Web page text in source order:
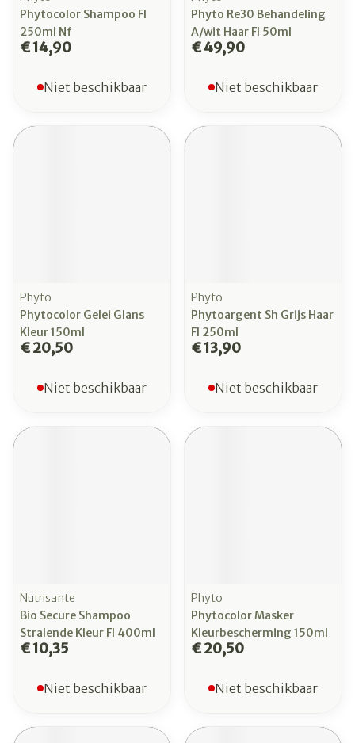
Phytocolor Shampoo Fl
250ml Nf
€ 14,90
Niet beschikbaar
Phyto Re30 Behandeling
A/wit Haar Fl 50ml
€ 49,90
Niet beschikbaar
Phyto
Phytocolor Gelei Glans
Kleur 150ml
€ 20,50
Niet beschikbaar
Phyto
Phytoargent Sh Grijs Haar
Fl 250ml
€ 13,90
Niet beschikbaar
Nutrisante
Bio Secure Shampoo
Stralende Kleur Fl 400ml
€ 10,35
Niet beschikbaar
Phyto
Phytocolor Masker
Kleurbescherming 150ml
€ 20,50
Niet beschikbaar